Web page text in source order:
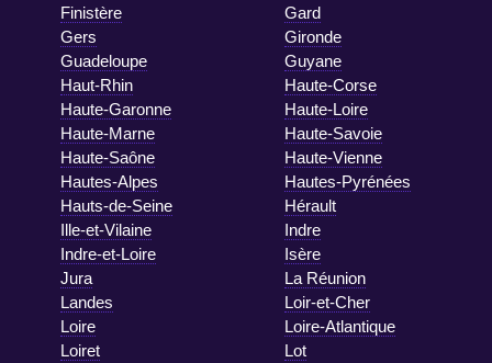
Finistère
Gard
Gers
Gironde
Guadeloupe
Guyane
Haut-Rhin
Haute-Corse
Haute-Garonne
Haute-Loire
Haute-Marne
Haute-Savoie
Haute-Saône
Haute-Vienne
Hautes-Alpes
Hautes-Pyrénées
Hauts-de-Seine
Hérault
Ille-et-Vilaine
Indre
Indre-et-Loire
Isère
Jura
La Réunion
Landes
Loir-et-Cher
Loire
Loire-Atlantique
Loiret
Lot